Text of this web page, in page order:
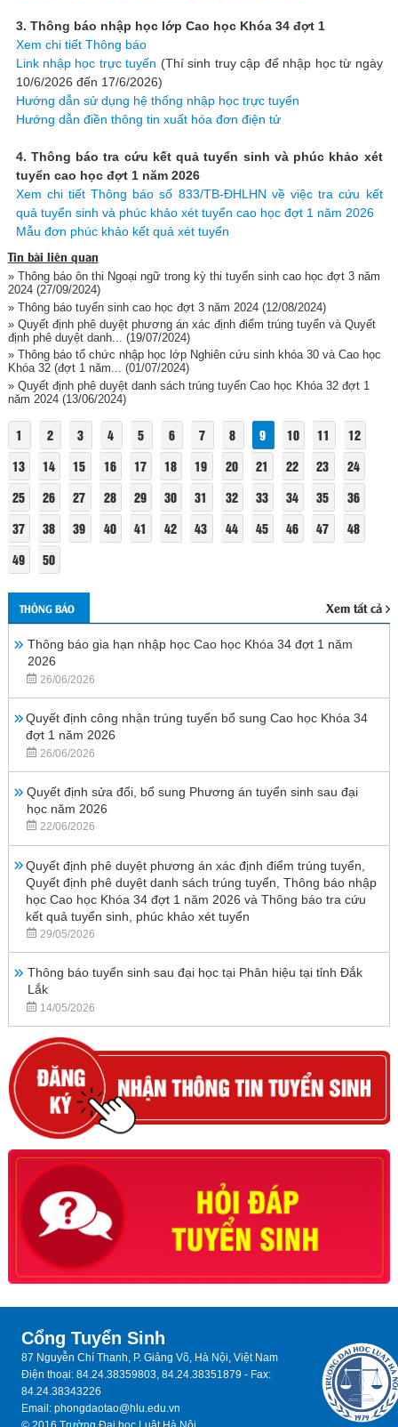
3. Thông báo nhập học lớp Cao học Khóa 34 đợt 1
Xem chi tiết Thông báo
Link nhập học trực tuyến (Thí sinh truy cập để nhập học từ ngày
10/6/2026 đến 17/6/2026)
Hướng dẫn sử dụng hệ thống nhập học trực tuyến
Hướng dẫn điền thông tin xuất hóa đơn điện tử
4. Thông báo tra cứu kết quả tuyển sinh và phúc khảo xét
tuyển cao học đợt 1 năm 2026
Xem chi tiết Thông báo số 833/TB-ĐHLHN về việc tra cứu kết
quả tuyển sinh và phúc khảo xét tuyển cao học đợt 1 năm 2026
Mẫu đơn phúc khảo kết quả xét tuyển
Tin bài liên quan
» Thông báo ôn thi Ngoại ngữ trong kỳ thi tuyển sinh cao học đợt 3 năm
2024(27/09/2024)
» Thông báo tuyển sinh cao học đợt 3 năm 2024(12/08/2024)
» Quyết định phê duyệt phương án xác định điểm trúng tuyển và Quyết
định phê duyệt danh... (19/07/2024)
» Thông báo tổ chức nhập học lớp Nghiên cứu sinh khóa 30 và Cao học
Khóa 32 (đợt 1 năm... (01/07/2024)
» Quyết định phê duyệt danh sách trúng tuyển Cao học Khóa 32 đợt 1
năm 2024(13/06/2024)
1 2 3 4 5 6 7 8 9 10 11
12
13
14 15 16 17 18 19 20 21 22 23
24
25
26 27 28 29 30 31 32 33 34 35
36
37
38 39 40 41 42 43 44 45 46 47
48
49
50
THÔNG BÁO Xem tất cả
Thông báo gia hạn nhập học Cao học Khóa 34 đợt 1 năm
2026
26/06/2026
Quyết định công nhận trúng tuyển bổ sung Cao học Khóa 34
đợt 1 năm 2026
26/06/2026
Quyết định sửa đổi, bổ sung Phương án tuyển sinh sau đại
học năm 2026
22/06/2026
Quyết định phê duyệt phương án xác định điểm trúng tuyển,
Quyết định phê duyệt danh sách trúng tuyển, Thông báo nhập
học Cao học Khóa 34 đợt 1 năm 2026 và Thông báo tra cứu
kết quả tuyển sinh, phúc khảo xét tuyển
29/05/2026
Thông báo tuyển sinh sau đại học tại Phân hiệu tại tỉnh Đắk
Lắk
14/05/2026
Cổng Tuyển Sinh
87 Nguyễn Chí Thanh, P. Giảng Võ, Hà Nội, Việt Nam
Điện thoại: 84.24.38359803, 84.24.38351879 - Fax:
84.24.38343226
Email: phongdaotao@hlu.edu.vn